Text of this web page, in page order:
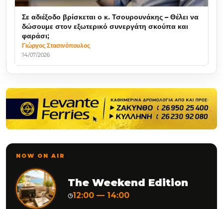
Σε αδιέξοδο βρίσκεται ο κ. Τσουρουνάκης – Θέλει να
δώσουμε στον εξωτερικό συνεργάτη σκούπα και
φαράσι;
Γιώργος Στασινόπουλος
14/07/2026
NOW ON AIR
The Weekend Edition
◷12:00 — 14:00